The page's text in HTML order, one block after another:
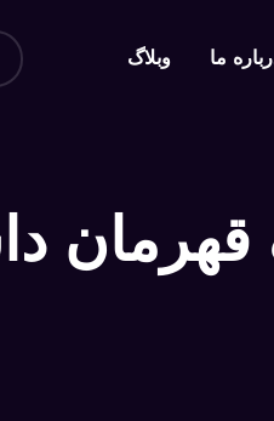
ما وبلاگ
وقتی کودک